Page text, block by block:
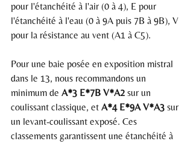
pour l'étanchéité à l'air (0 à 4), E pour
l'étanchéité à l'eau (0 à 9A puis 7B à 9B), V
pour la résistance au vent (A1 à C5).
Pour une baie posée en exposition mistral
dans le 13, nous recommandons un
minimum de A*3 E*7B V*A2 sur un
coulissant classique, et A*4 E*9A V*A3 sur
un levant-coulissant exposé. Ces
classements garantissent une étanchéité à